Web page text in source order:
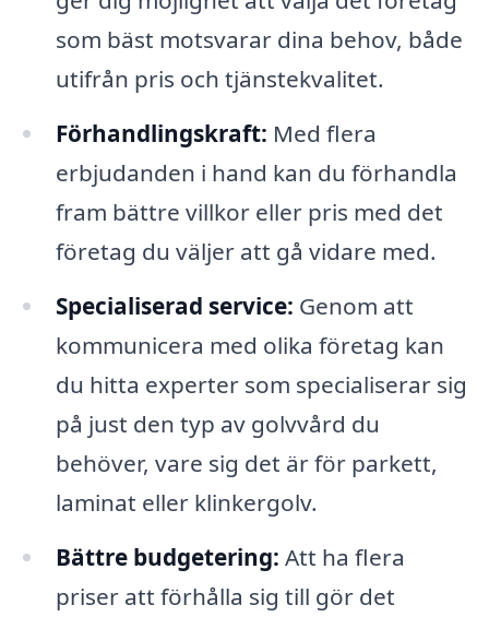
som bäst motsvarar dina behov, både
utifrån pris och tjänstekvalitet.
Förhandlingskraft: Med flera
erbjudanden i hand kan du förhandla
fram bättre villkor eller pris med det
företag du väljer att gå vidare med.
Specialiserad service: Genom att
kommunicera med olika företag kan
du hitta experter som specialiserar sig
på just den typ av golvvård du
behöver, vare sig det är för parkett,
laminat eller klinkergolv.
Bättre budgetering: Att ha flera
priser att förhålla sig till gör det